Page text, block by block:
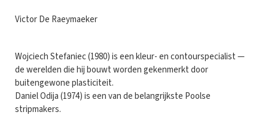
Victor De Raeymaeker
Wojciech Stefaniec (1980) is een kleur- en contourspecialist —
de werelden die hij bouwt worden gekenmerkt door
buitengewone plasticiteit.
Daniel Odija (1974) is een van de belangrijkste Poolse
stripmakers.